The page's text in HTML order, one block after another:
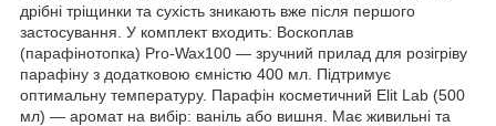
дрібні тріщинки та сухість зникають вже після першого
застосування. У комплект входить: Воскоплав
(парафінотопка) Pro-Wax100 — зручний прилад для розігріву
парафіну з додатковою ємністю 400 мл. Підтримує
оптимальну температуру. Парафін косметичний Elit Lab (500
мл) — аромат на вибір: ваніль або вишня. Має живильні та